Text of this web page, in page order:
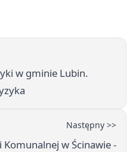
w gminie Lubin.
Następny >>
Komunalnej w Ścinawie -